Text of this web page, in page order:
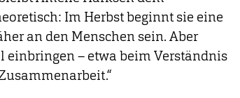
Im Herbst beginnt sie eine
an den Menschen sein. Aber
– etwa beim Verständnis